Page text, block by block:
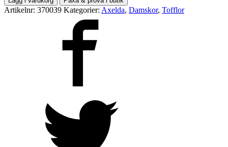
Artikelnr: 370039 Kategorier: Axelda, Damskor, Tofflor